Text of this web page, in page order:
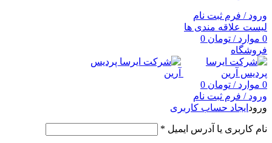
ورود / فرم ثبت نام
لیست علاقه مندی ها
0 موارد / تومان
فروشگاه
0 موارد / تومان
ورود / فرم ثبت نام
ورود ایجاد حساب کاربری
نام کاربری یا آدرس ایمیل *